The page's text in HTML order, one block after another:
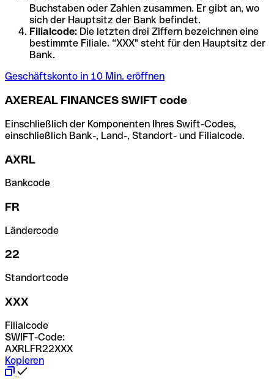
Buchstaben oder Zahlen zusammen. Er gibt an, wo
sich der Hauptsitz der Bank befindet.
Filialcode: Die letzten drei Ziffern bezeichnen eine
bestimmte Filiale. “XXX" steht für den Hauptsitz der
Bank.
Geschäftskonto in 10 Min. eröffnen
AXEREAL FINANCES SWIFT code
Einschließlich der Komponenten Ihres Swift-Codes,
einschließlich Bank-, Land-, Standort- und Filialcode.
AXRL
Bankcode
FR
Ländercode
22
Standortcode
XXX
Filialcode
SWIFT-Code:
AXRLFR22XXX
Kopieren